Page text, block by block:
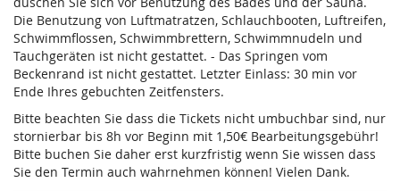
Die Benutzung von Luftmatratzen, Schlauchbooten, Luftreifen,
Schwimmflossen, Schwimmbrettern, Schwimmnudeln und
Tauchgeräten ist nicht gestattet. - Das Springen vom
Beckenrand ist nicht gestattet. Letzter Einlass: 30 min vor
Ende Ihres gebuchten Zeitfensters.
Bitte beachten Sie dass die Tickets nicht umbuchbar sind, nur
stornierbar bis 8h vor Beginn mit 1,50€ Bearbeitungsgebühr!
Bitte buchen Sie daher erst kurzfristig wenn Sie wissen dass
Sie den Termin auch wahrnehmen können! Vielen Dank.